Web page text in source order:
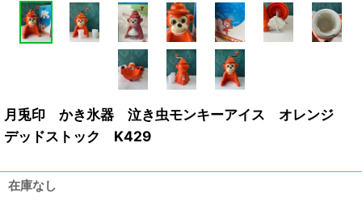
月兎印 かき氷器 泣き虫モンキーアイス オレンジ
デッドストック K429
在庫なし